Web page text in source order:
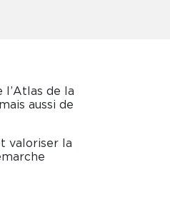
l’Atlas de la
aussi de
valoriser la